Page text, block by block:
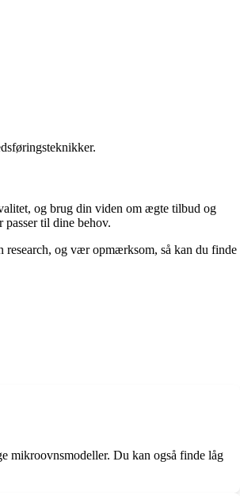
og brug din viden om ægte tilbud og
til dine behov.
og vær opmærksom, så kan du finde
mikroovnsmodeller. Du kan også finde låg